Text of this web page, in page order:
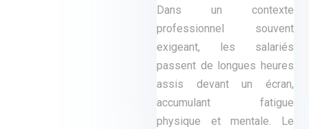
Dans un contexte
professionnel souvent
exigeant, les salariés
passent de longues heures
assis devant un écran,
accumulant fatigue
physique et mentale. Le